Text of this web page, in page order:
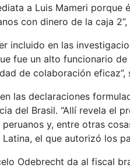
a Luis Mameri porque
con dinero de la caja 2”,
incluido en las
fue un alto funcionario de
de colaboración eficaz”,
las declaraciones
del Brasil. “Allí revela el
y, entre otras
el que autorizó los
Odebrecht da al fiscal